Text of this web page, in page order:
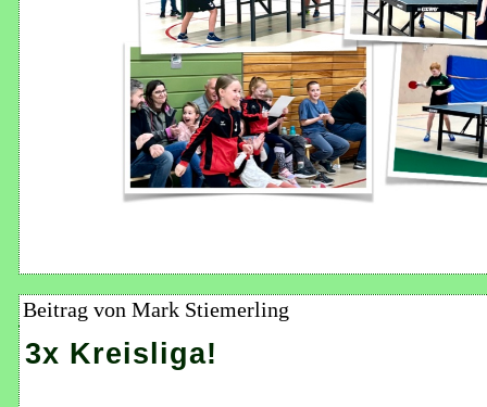
Beitrag von Mark Stiemerling
3x Kreisliga!